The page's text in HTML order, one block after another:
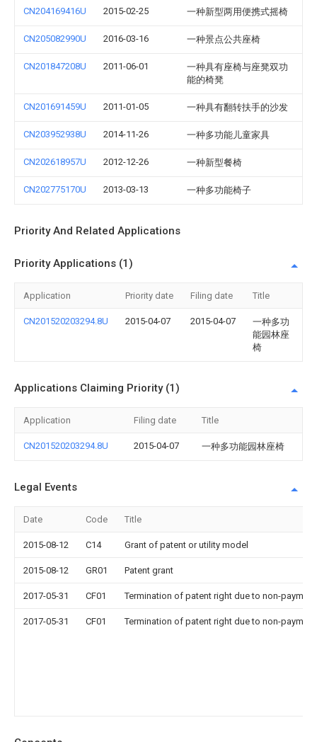
CN204169416U 2015-02-25 一种新型两用便携式摇椅
CN205082990U 2016-03-16 一种景点公共座椅
CN201847208U 2011-06-01
一种具有座椅与座凳双功
能的椅凳
CN201691459U 2011-01-05 一种具有翻转扶手的沙发
CN203952938U 2014-11-26 一种多功能儿童家具
CN202618957U 2012-12-26 一种新型餐椅
CN202775170U 2013-03-13 一种多功能椅子
Priority And Related Applications
Priority Applications (1)
Application Priority date Filing date Title
CN201520203294.8U 2015-04-07 2015-04-07
一种多功
能园林座
椅
Applications Claiming Priority (1)
Application Filing date Title
CN201520203294.8U 2015-04-07 一种多功能园林座椅
Legal Events
Date Code Title
2015-08-12 C14 Grant of patent or utility model
2015-08-12 GR01 Patent grant
2017-05-31 CF01 Termination of patent right due to non-
2017-05-31 CF01 Termination of patent right due to non-